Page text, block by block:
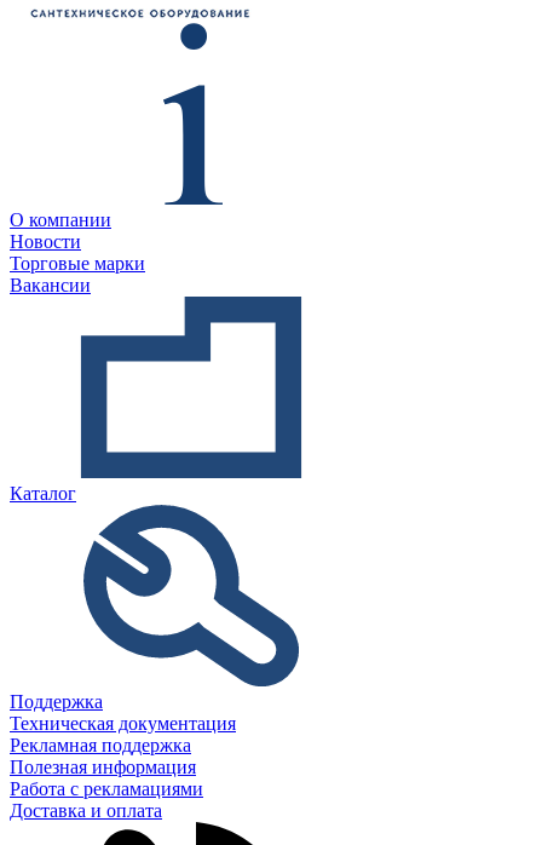
О компании
Новости
Торговые марки
Вакансии
Каталог
Поддержка
Техническая документация
Рекламная поддержка
Полезная информация
Работа с рекламациями
Доставка и оплата